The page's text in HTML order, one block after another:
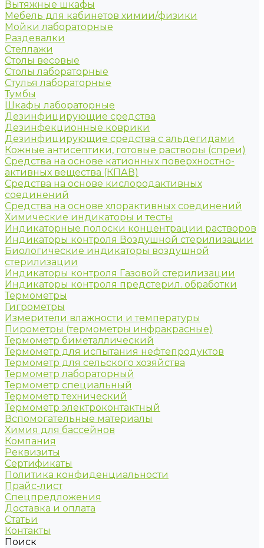
Вытяжные шкафы
Мебель для кабинетов химии/физики
Мойки лабораторные
Раздевалки
Стеллажи
Столы весовые
Столы лабораторные
Стулья лабораторные
Тумбы
Шкафы лабораторные
Дезинфицирующие средства
Дезинфекционные коврики
Дезинфицирующие средства с альдегидами
Кожные антисептики, готовые растворы (спреи)
Средства на основе катионных поверхностно-
активных вещества (КПАВ)
Средства на основе кислородактивных
соединений
Средства на основе хлорактивных соединений
Химические индикаторы и тесты
Индикаторные полоски концентрации растворов
Индикаторы контроля Воздушной стерилизации
Биологические индикаторы воздушной
стерилизации
Индикаторы контроля Газовой стерилизации
Индикаторы контроля предстерил. обработки
Термометры
Гигрометры
Измерители влажности и температуры
Пирометры (термометры инфракрасные)
Термометр биметаллический
Термометр для испытания нефтепродуктов
Термометр для сельского хозяйства
Термометр лабораторный
Термометр специальный
Термометр технический
Термометр электроконтактный
Вспомогательные материалы
Химия для бассейнов
Компания
Реквизиты
Сертификаты
Политика конфиденциальности
Прайс-лист
Спецпредложения
Доставка и оплата
Статьи
Контакты
Поиск